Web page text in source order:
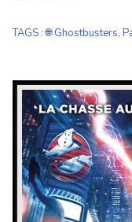
TAGS :🌐 Ghostbusters,